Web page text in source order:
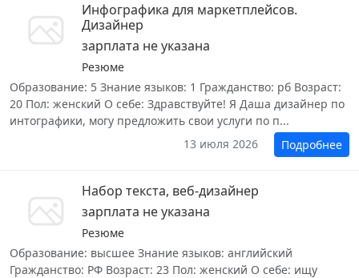
Инфографика для маркетплейсов.
Дизайнер
зарплата не указана
Резюме
Образование: 5 Знание языков: 1 Гражданство: рб Возраст:
20 Пол: женский О себе: Здравствуйте! Я Даша дизайнер по
интографики, могу предложить свои услуги по п...
13 июля 2026
Подробнее
Набор текста, веб-дизайнер
зарплата не указана
Резюме
Образование: высшее Знание языков: английский
Гражданство: РФ Возраст: 23 Пол: женский О себе: ищу